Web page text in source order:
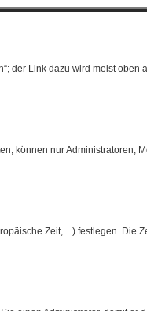
der Link dazu wird meist oben
können nur Administratoren,
Zeit, ...) festlegen. Die